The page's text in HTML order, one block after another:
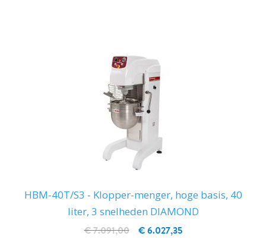
HBM-40T/S3 - Klopper-menger, hoge basis, 40
liter, 3 snelheden DIAMOND
€ 6.027,35
€ 7.091,00